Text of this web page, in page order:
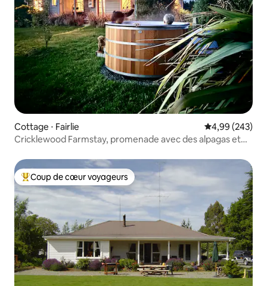
Cottage ⋅ Fairlie Évaluation
4,99 (243)
Cricklewood Farmstay, promenade avec des alpagas et
Coups de cœur voyageurs les plus appréciés
Coup de cœur voyageurs